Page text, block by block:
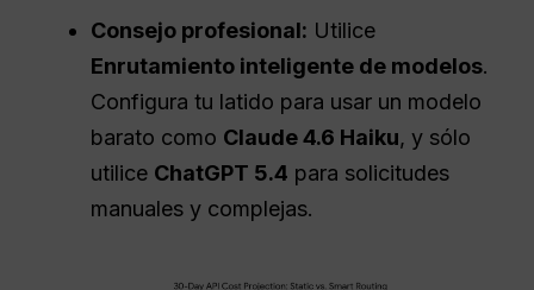
Consejo profesional: Utilice
Enrutamiento inteligente de modelos.
Configura tu latido para usar un modelo
barato como Claude 4.6 Haiku, y sólo
utilice ChatGPT 5.4 para solicitudes
manuales y complejas.